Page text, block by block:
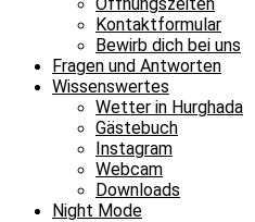
Kontaktformular
Bewirb dich bei uns
Fragen und Antworten
Wissenswertes
Wetter in Hurghada
Gästebuch
Instagram
Webcam
Downloads
Night Mode